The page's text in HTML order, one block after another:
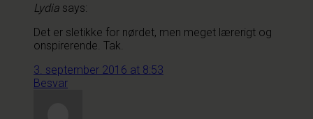
Lydia says:
Det er sletikke for nørdet, men meget lærerigt og
onspirerende. Tak.
3. september 2016 at 8:53
Besvar